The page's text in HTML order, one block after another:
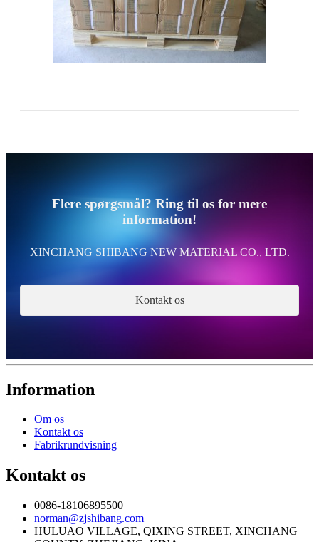
Flere spørgsmål? Ring til os for mere
information!
XINCHANG SHIBANG NEW MATERIAL CO., LTD.
Kontakt os
Information
Om os
Kontakt os
Fabrikrundvisning
Kontakt os
0086-18106895500
norman@zjshibang.com
HULUAO VILLAGE, QIXING STREET, XINCHANG